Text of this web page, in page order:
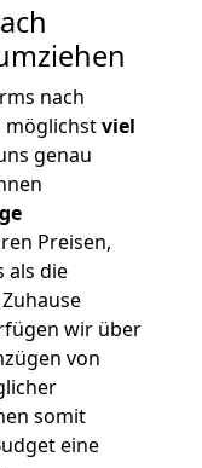
nach
möglichstviel
genau
Preisen,
als die
wir über
von
somit
eine